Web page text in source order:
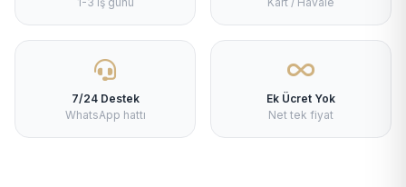
7/24 Destek
WhatsApp hattı
Ek Ücret Yok
Net tek fiyat